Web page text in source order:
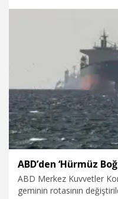
Dünya
ABD’den ‘Hürmüz
ABD Merkez Kuvvetler
geminin rotasının